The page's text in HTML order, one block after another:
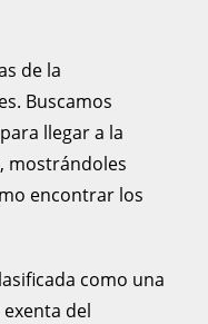
de la
Buscamos
llegar a la
mostrándoles
encontrar los
como una
del